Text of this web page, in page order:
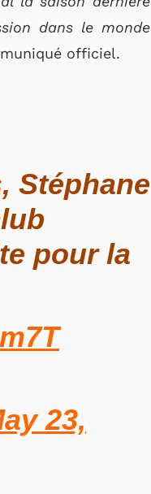
dans le monde
officiel.
Stéphane
pour la
23,